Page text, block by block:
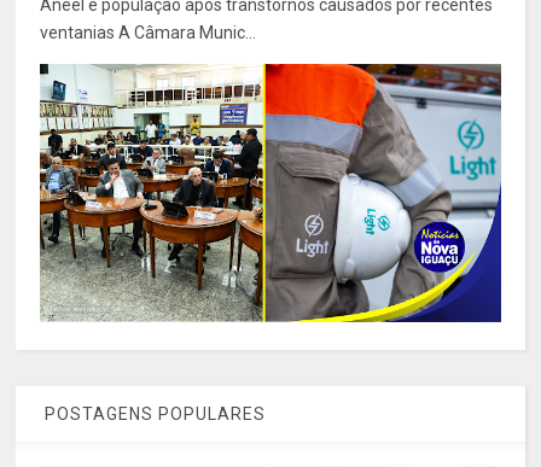
Aneel e população após transtornos causados por recentes
ventanias A Câmara Munic...
POSTAGENS POPULARES